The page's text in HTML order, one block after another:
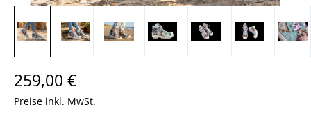
Regulärer Preis:
259,00 €
Preise inkl. MwSt.